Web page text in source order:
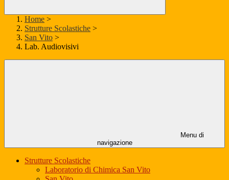
Home >
Strutture Scolastiche >
San Vito >
Lab. Audiovisivi
Menu di
navigazione
Strutture Scolastiche
Laboratorio di Chimica San Vito